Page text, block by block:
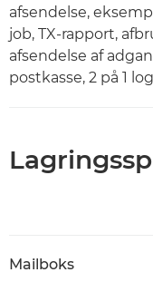
afsendelse,
job, TX-rapport,
afsendelse af
postkasse, 2 på 1 log
Mailboks